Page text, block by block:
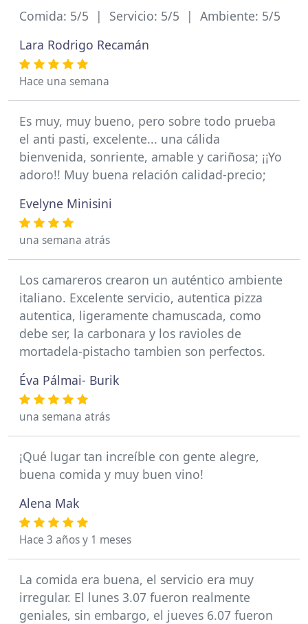
Comida: 5/5 | Servicio: 5/5 | Ambiente: 5/5
Lara Rodrigo Recamán
Hace una semana
Es muy, muy bueno, pero sobre todo prueba
el anti pasti, excelente... una cálida
bienvenida, sonriente, amable y cariñosa; ¡¡Yo
adoro!! Muy buena relación calidad-precio;
Evelyne Minisini
una semana atrás
Los camareros crearon un auténtico ambiente
italiano. Excelente servicio, autentica pizza
autentica, ligeramente chamuscada, como
debe ser, la carbonara y los ravioles de
mortadela-pistacho tambien son perfectos.
Éva Pálmai- Burik
una semana atrás
¡Qué lugar tan increíble con gente alegre,
buena comida y muy buen vino!
Alena Mak
Hace 3 años y 1 meses
La comida era buena, el servicio era muy
irregular. El lunes 3.07 fueron realmente
geniales, sin embargo, el jueves 6.07 fueron